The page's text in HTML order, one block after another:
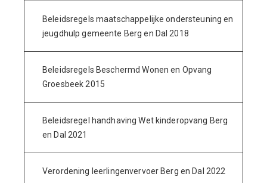
Beleidsregels maatschappelijke ondersteuning en
jeugdhulp gemeente Berg en Dal 2018
Beleidsregels Beschermd Wonen en Opvang
Groesbeek 2015
Beleidsregel handhaving Wet kinderopvang Berg
en Dal 2021
Verordening leerlingenvervoer Berg en Dal 2022